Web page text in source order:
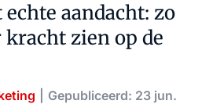
aandacht: zo
kracht zien op de
Gepubliceerd: 23 jun.